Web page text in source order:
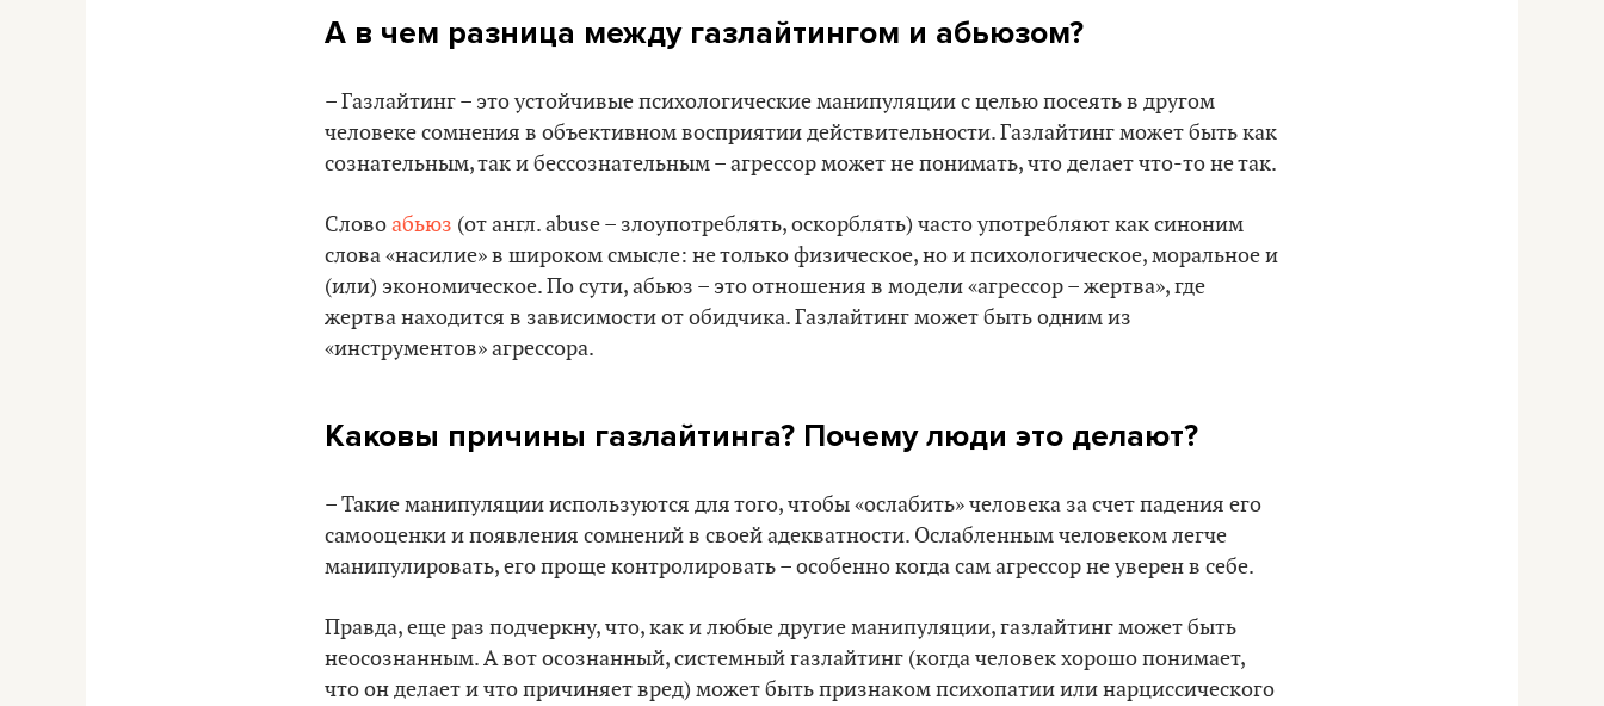
А в чем разница между газлайтингом и абьюзом?
– Газлайтинг – это устойчивые психологические манипуляции с целью посеять в другом
человеке сомнения в объективном восприятии действительности. Газлайтинг может быть как
сознательным, так и бессознательным – агрессор может не понимать, что делает что-то не так.
Словоабьюз (от англ. abuse – злоупотреблять, оскорблять) часто употребляют как синоним
слова «насилие» в широком смысле: не только физическое, но и психологическое, моральное и
(или) экономическое. По сути, абьюз – это отношения в модели «агрессор – жертва», где
жертва находится в зависимости от обидчика. Газлайтинг может быть одним из
«инструментов» агрессора.
Каковы причины газлайтинга? Почему люди это делают?
– Такие манипуляции используются для того, чтобы «ослабить» человека за счет падения его
самооценки и появления сомнений в своей адекватности. Ослабленным человеком легче
манипулировать, его проще контролировать – особенно когда сам агрессор не уверен в себе.
Правда, еще раз подчеркну, что, как и любые другие манипуляции, газлайтинг может быть
неосознанным. А вот осознанный, системный газлайтинг (когда человек хорошо понимает,
что он делает и что причиняет вред) может быть признаком психопатии или нарциссического